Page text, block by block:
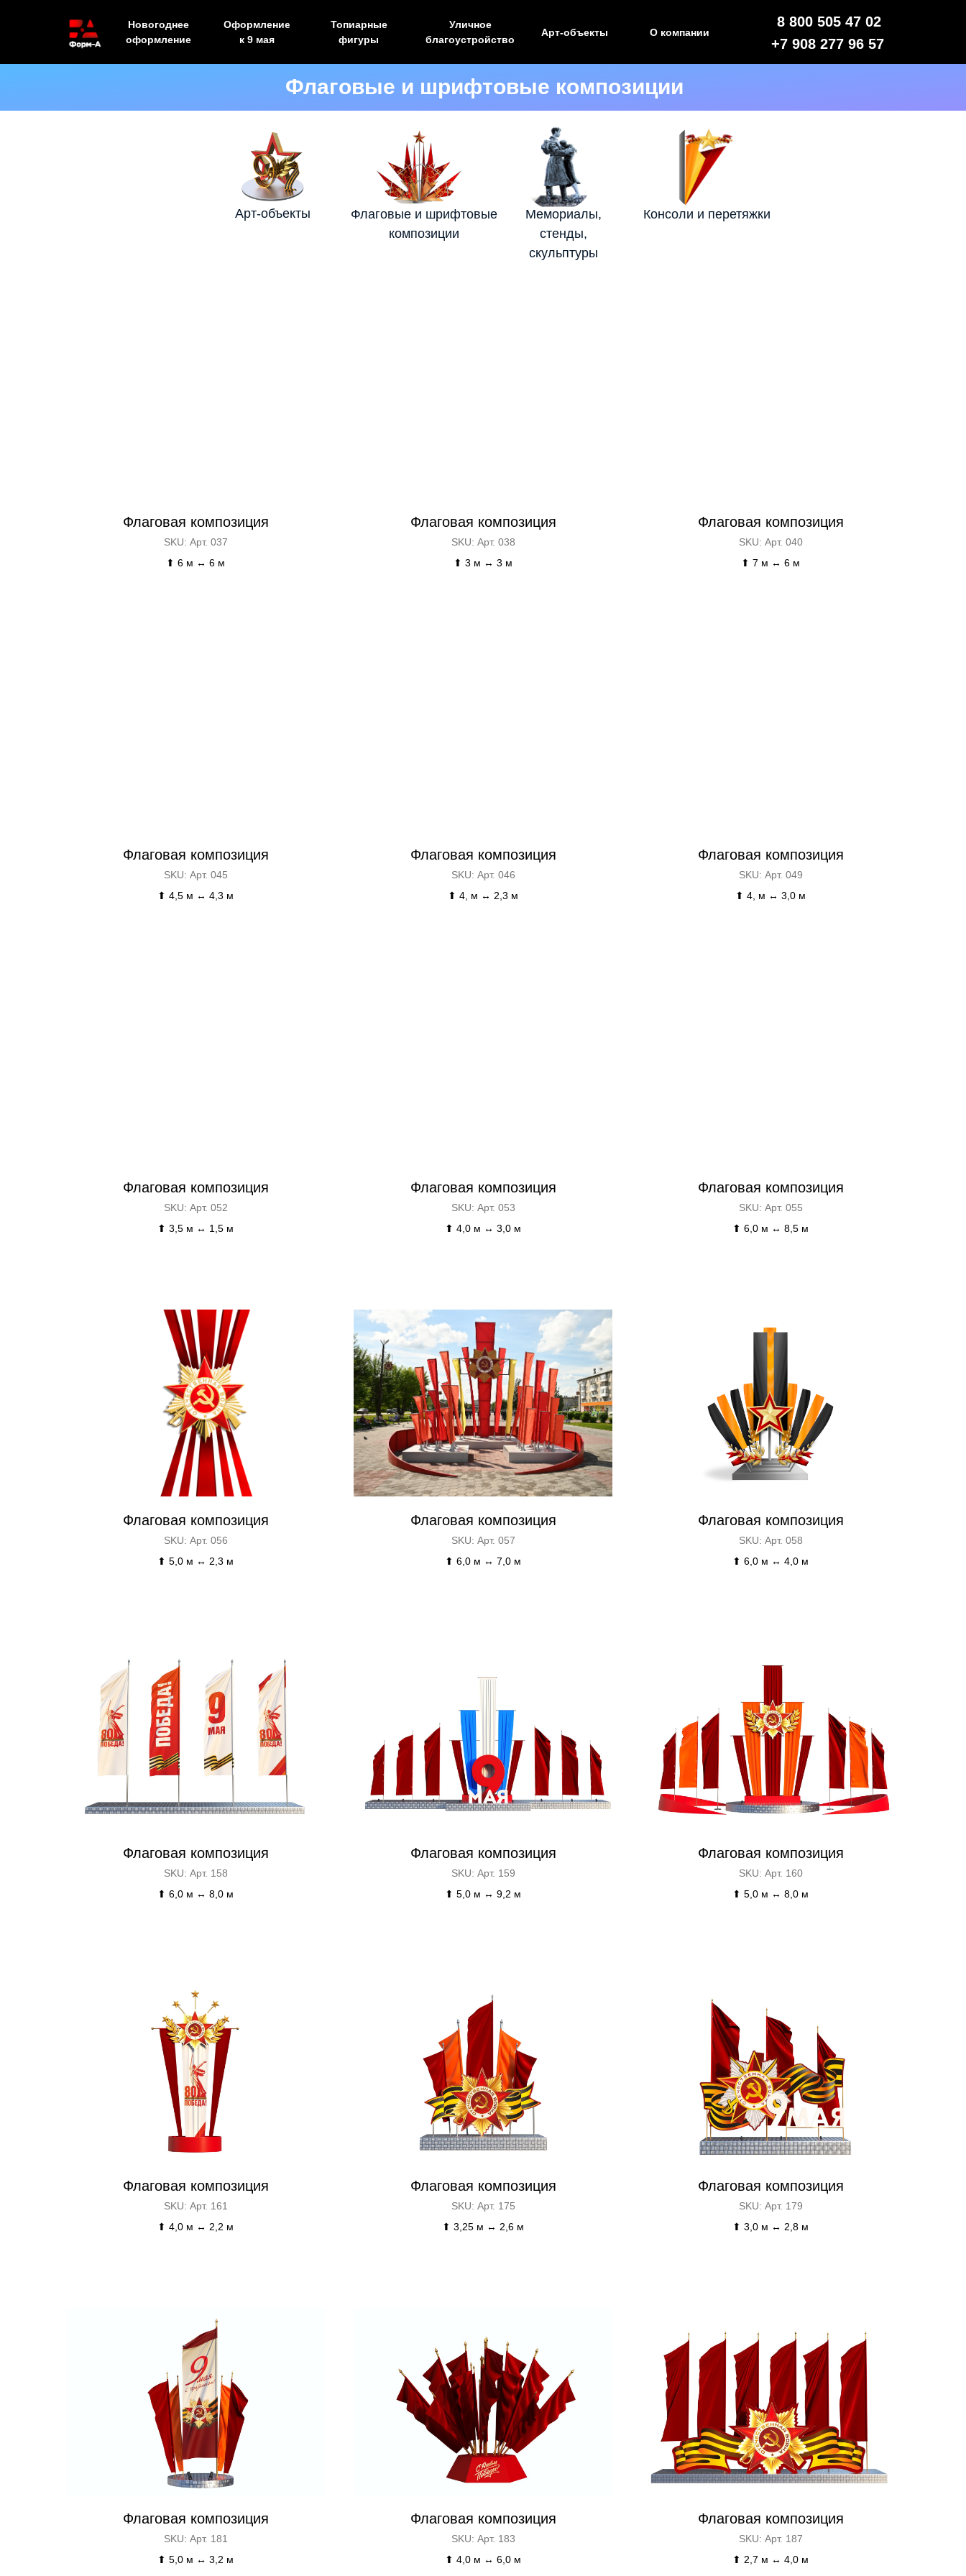
Оформление
к 9 мая
Арт-объекты
Уличное
благоустройство
Топиарные
фигуры
Новогоднее
оформление
О компании
8 800 505 47 02
+7 908 277 96 57
Флаговые и шрифтовые композиции
Арт-объекты
Флаговые и шрифтовые
композиции
Мемориалы,
стенды,
скульптуры
Консоли и перетяжки
Флаговая композиция
SKU: Арт. 037
⬆ 6 м ↔ 6 м
Флаговая композиция
SKU: Арт. 038
⬆ 3 м ↔ 3 м
Флаговая композиция
SKU: Арт. 040
⬆ 7 м ↔ 6 м
Флаговая композиция
SKU: Арт. 045
⬆ 4,5 м ↔ 4,3 м
Флаговая композиция
SKU: Арт. 046
⬆ 4, м ↔ 2,3 м
Флаговая композиция
SKU: Арт. 049
⬆ 4, м ↔ 3,0 м
Флаговая композиция
SKU: Арт. 052
⬆ 3,5 м ↔ 1,5 м
Флаговая композиция
SKU: Арт. 053
⬆ 4,0 м ↔ 3,0 м
Флаговая композиция
SKU: Арт. 055
⬆ 6,0 м ↔ 8,5 м
Флаговая композиция
SKU: Арт. 056
⬆ 5,0 м ↔ 2,3 м
Флаговая композиция
SKU: Арт. 057
⬆ 6,0 м ↔ 7,0 м
Флаговая композиция
SKU: Арт. 058
⬆ 6,0 м ↔ 4,0 м
Флаговая композиция
SKU: Арт. 158
⬆ 6,0 м ↔ 8,0 м
Флаговая композиция
SKU: Арт. 159
⬆ 5,0 м ↔ 9,2 м
Флаговая композиция
SKU: Арт. 160
⬆ 5,0 м ↔ 8,0 м
Флаговая композиция
SKU: Арт. 161
⬆ 4,0 м ↔ 2,2 м
Флаговая композиция
SKU: Арт. 175
⬆ 3,25 м ↔ 2,6 м
Флаговая композиция
SKU: Арт. 179
⬆ 3,0 м ↔ 2,8 м
Флаговая композиция
SKU: Арт. 181
⬆ 5,0 м ↔ 3,2 м
Флаговая композиция
SKU: Арт. 183
⬆ 4,0 м ↔ 6,0 м
Флаговая композиция
SKU: Арт. 187
⬆ 2,7 м ↔ 4,0 м